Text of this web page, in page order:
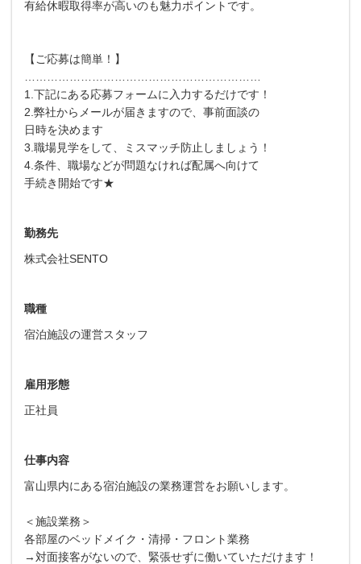
有給休暇取得率が高いのも魅力ポイントです。
【ご応募は簡単！】
1.下記にある応募フォームに入力するだけです！
2.弊社からメールが届きますので、事前面談の
日時を決めます
3.職場見学をして、ミスマッチ防止しましょう！
4.条件、職場などが問題なければ配属へ向けて
手続き開始です★
勤務先
株式会社SENTO
職種
宿泊施設の運営スタッフ
雇用形態
正社員
仕事内容
富山県内にある宿泊施設の業務運営をお願いします。
＜施設業務＞
各部屋のベッドメイク・清掃・フロント業務
→対面接客がないので、緊張せずに働いていただけます！